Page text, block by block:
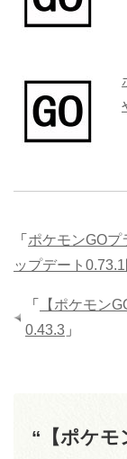
「 ポケモンGO
ップデート
「
【ポケモン
0.43.3 」
“【ポケモ